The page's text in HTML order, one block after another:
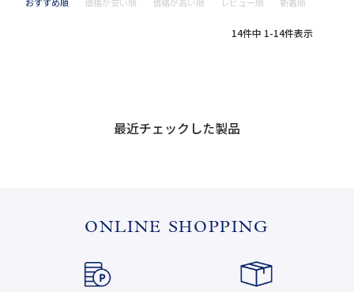
14件中 1-14件表示
最近チェックした製品
ONLINE SHOPPING